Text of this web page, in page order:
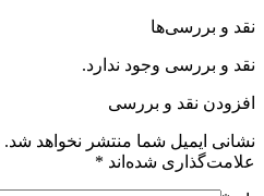
نقد و بررسی‌ها
نقد و بررسی وجود ندارد.
افزودن نقد و بررسی
نشانی ایمیل شما منتشر نخواهد شد.
علامت‌گذاری شده‌اند *